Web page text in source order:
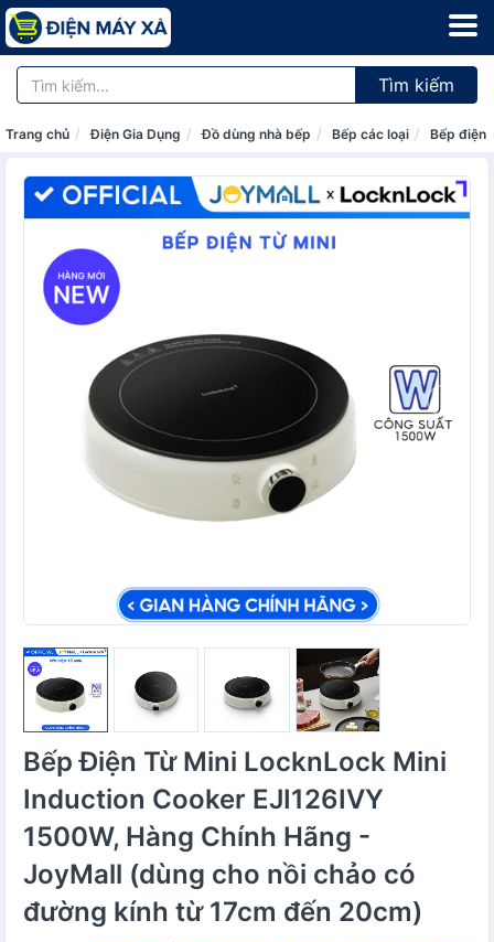
Tìm kiếm
Trang chủ Điện Gia Dụng Đồ dùng nhà bếp Bếp các loại Bếp điện
Bếp Điện Từ Mini LocknLock Mini
Induction Cooker EJI126IVY
1500W, Hàng Chính Hãng -
JoyMall (dùng cho nồi chảo có
đường kính từ 17cm đến 20cm)